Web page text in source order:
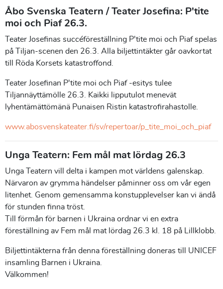
Åbo Svenska Teatern / Teater Josefina: P'tite
moi och Piaf 26.3.
Teater Josefinas succéföreställning P'tite moi och Piaf spelas
på Tiljan-scenen den 26.3. Alla biljettintäkter går oavkortat
till Röda Korsets katastroffond.
Teater Josefinan P'tite moi och Piaf -esitys tulee
Tiljannäyttämölle 26.3. Kaikki lipputulot menevät
lyhentämättömänä Punaisen Ristin katastrofirahastolle.
www.abosvenskateater.fi/sv/repertoar/p_tite_moi_och_piaf
Unga Teatern: Fem mål mat lördag 26.3
Unga Teatern vill delta i kampen mot världens galenskap.
Närvaron av grymma händelser påminner oss om vår egen
litenhet. Genom gemensamma konstupplevelser kan vi ändå
för stunden finna tröst.
Till förmån för barnen i Ukraina ordnar vi en extra
föreställning av Fem mål mat lördag 26.3 kl. 18 på Lillklobb.
Biljettintäkterna från denna föreställning doneras till UNICEF
insamling Barnen i Ukraina.
Välkommen!